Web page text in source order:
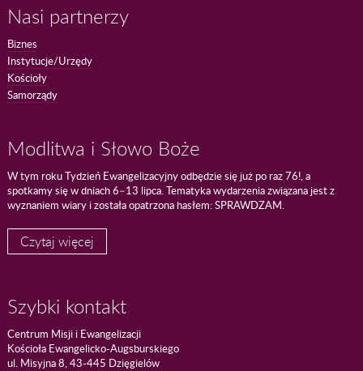
Nasi partnerzy
Biznes
Instytucje/Urzędy
Kościoły
Samorządy
Modlitwa i Słowo Boże
W tym roku Tydzień Ewangelizacyjny odbędzie się już po raz 76!, a
spotkamy się w dniach 6–13 lipca. Tematyka wydarzenia związana jest z
wyznaniem wiary i została opatrzona hasłem: SPRAWDZAM.
Czytaj więcej
Szybki kontakt
Centrum Misji i Ewangelizacji
Kościoła Ewangelicko-Augsburskiego
ul. Misyjna 8, 43-445 Dzięgielów